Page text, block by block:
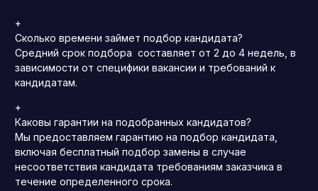
+
Сколько времени займет подбор кандидата?
Средний срок подбора составляет от 2 до 4 недель, в
зависимости от специфики вакансии и требований к
кандидатам.
+
Каковы гарантии на подобранных кандидатов?
Мы предоставляем гарантию на подбор кандидата,
включая бесплатный подбор замены в случае
несоответствия кандидата требованиям заказчика в
течение определенного срока.